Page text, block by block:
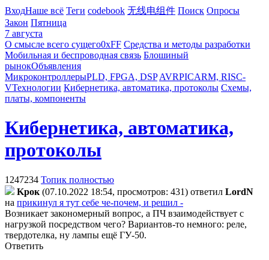
ВходНаше всё Теги codebook 无线电组件 Поиск Опросы
Закон Пятница
7 августа
О смысле всего сущего0xFF Средства и методы разработки
Мобильная и беспроводная связь Блошиный
рынокОбъявления
МикроконтроллерыPLD, FPGA, DSP AVRPICARM, RISC-
VТехнологии Кибернетика, автоматика, протоколы Схемы,
платы, компоненты
Кибернетика, автоматика,
протоколы
1247234 Топик полностью
Kpoк (07.10.2022 18:54, просмотров: 431) ответил LordN
на прикинул я тут себе че-почем, и решил -
Возникает закономерный вопрос, а ПЧ взаимодействует с
нагрузкой посредством чего? Вариантов-то немного: реле,
твердотелка, ну лампы ещё ГУ-50.
Ответить